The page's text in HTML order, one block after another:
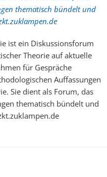
thematisch bündelt und
ist ein Diskussionsforum
Theorie auf aktuelle
für Gespräche
Auffassungen
Sie dient als Forum, das
thematisch bündelt und